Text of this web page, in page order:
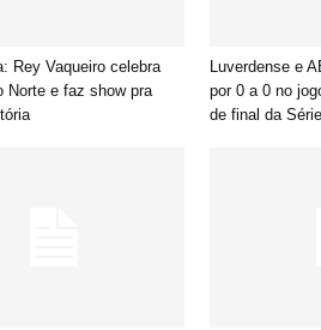
Rey Vaqueiro celebra
Norte e faz show pra
Luverdense e
por 0 a 0 no
de final da